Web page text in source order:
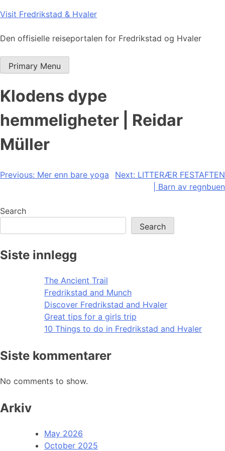
Skip
content
Visit Fredrikstad & Hvaler
Den offisielle reiseportalen for Fredrikstad og Hvaler
Primary Menu
Klodens dype
hemmeligheter | Reidar
Müller
Post
Previous: Mer enn bare yoga Next: LITTERÆR FESTAFTEN
| Barn av regnbuen
Search
Search
Siste innlegg
The Ancient Trail
Fredrikstad and Munch
Discover Fredrikstad and Hvaler
Great tips for a girls trip
10 Things to do in Fredrikstad and Hvaler
Siste kommentarer
No comments to show.
Arkiv
May 2026
October 2025